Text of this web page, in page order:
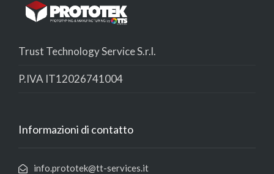
Trust Technology Service S.r.l.
P.IVA IT12026741004
Informazioni di contatto
info.prototek@tt-services.it